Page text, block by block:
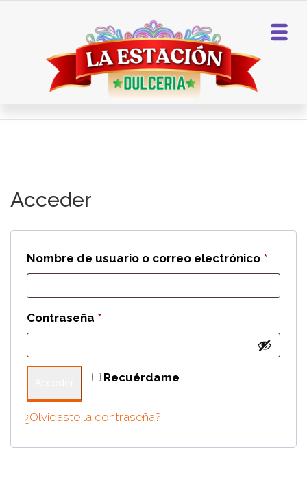
Home My account
Acceder
Nombre de usuario o correo electrónico *
Contraseña *Obligatorio
Recuérdame
¿Olvidaste la contraseña?